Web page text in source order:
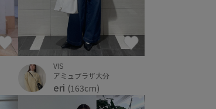
VIS
アミュプラザ大分
eri (163cm)